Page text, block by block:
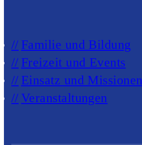
Familie und Bildung
Freizeit und Events
Einsatz und Missionen
Veranstaltungen